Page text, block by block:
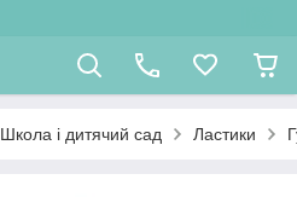
Школа і дитячий сад Ластики